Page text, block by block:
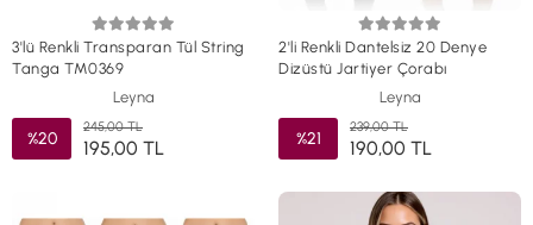
3'lü Renkli Transparan Tül String
Tanga TM0369
Leyna
%20
245,00 TL
195,00 TL
2'li Renkli Dantelsiz 20 Denye
Dizüstü Jartiyer Çorabı
Leyna
%21
239,00 TL
190,00 TL